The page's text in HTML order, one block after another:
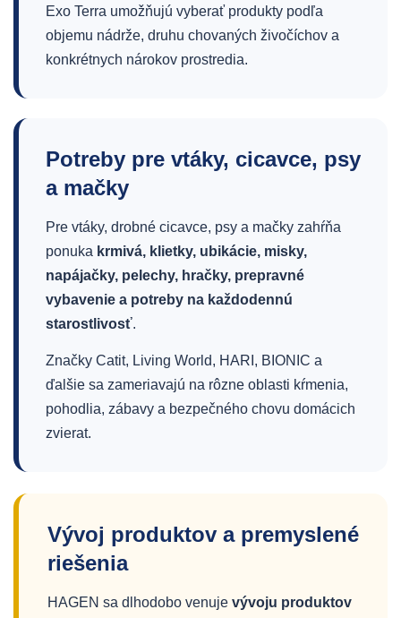
Exo Terra umožňujú vyberať produkty podľa
objemu nádrže, druhu chovaných živočíchov a
konkrétnych nárokov prostredia.
Potreby pre vtáky, cicavce, psy
a mačky
Pre vtáky, drobné cicavce, psy a mačky zahŕňa
ponuka krmivá, klietky, ubikácie, misky,
napájačky, pelechy, hračky, prepravné
vybavenie a potreby na každodennú
starostlivosť.
Značky Catit, Living World, HARI, BIONIC a
ďalšie sa zameriavajú na rôzne oblasti kŕmenia,
pohodlia, zábavy a bezpečného chovu domácich
zvierat.
Vývoj produktov a premyslené
riešenia
HAGEN sa dlhodobo venuje vývoju produktov